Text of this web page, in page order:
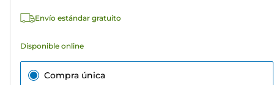
Envío estándar gratuito
Disponible online
Compra única